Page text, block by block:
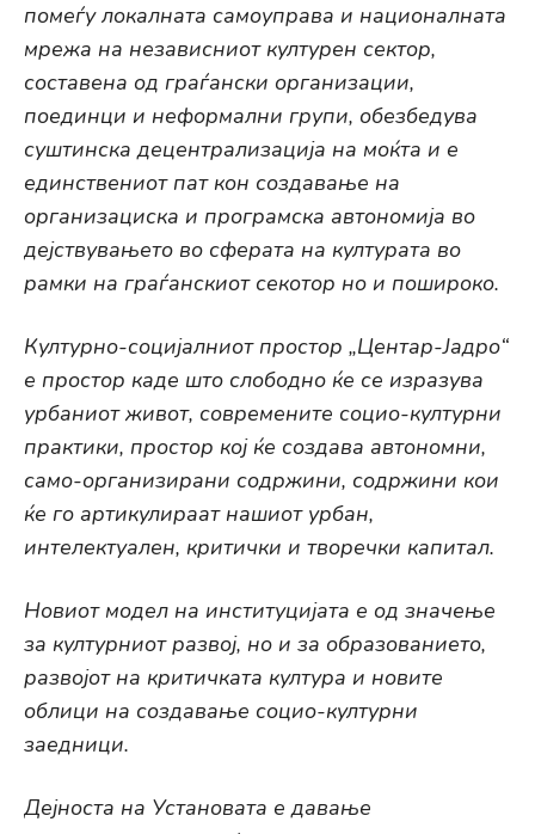
помеѓу локалната самоуправа и националната
мрежа на независниот културен сектор,
составена од граѓански организации,
поединци и неформални групи, обезбедува
суштинска децентрализација на моќта и е
единствениот пат кон создавање на
организациска и програмска автономија во
дејствувањето во сферата на културата во
рамки на граѓанскиот секотор но и пошироко.
Културно-социјалниот простор „Центар-Јадро“
е простор каде што слободно ќе се изразува
урбаниот живот, современите социо-културни
практики, простор кој ќе создава автономни,
само-организирани содржини, содржини кои
ќе го артикулираат нашиот урбан,
интелектуален, критички и творечки капитал.
Новиoт модел на институцијата е од значење
за културниот развој, но и за образованието,
развојот на критичката култура и новите
облици на создавање социо-културни
заедници.
Дејноста на Установата е давање